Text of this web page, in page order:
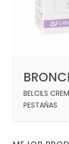
BELCILS
PESTAÑAS